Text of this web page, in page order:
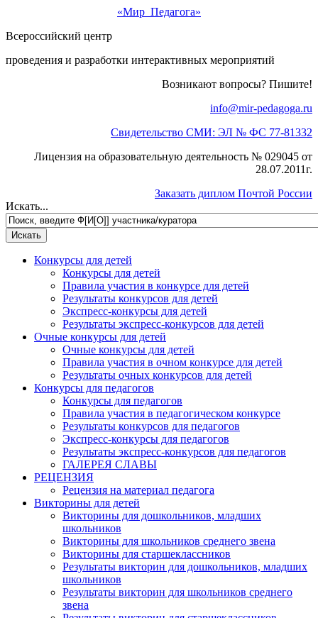
«Мир Педагога»
Всероссийский центр
проведения и разработки интерактивных мероприятий
Возникают вопросы? Пишите!
info@mir-pedagoga.ru
Свидетельство СМИ: ЭЛ № ФС 77-81332
Лицензия на образовательную деятельность № 029045 от
28.07.2011г.
Заказать диплом Почтой России
Искать...
Конкурсы для детей
Конкурсы для детей
Правила участия в конкурсе для детей
Результаты конкурсов для детей
Экспресс-конкурсы для детей
Результаты экспресс-конкурсов для детей
Очные конкурсы для детей
Очные конкурсы для детей
Правила участия в очном конкурсе для детей
Результаты очных конкурсов для детей
Конкурсы для педагогов
Конкурсы для педагогов
Правила участия в педагогическом конкурсе
Результаты конкурсов для педагогов
Экспресс-конкурсы для педагогов
Результаты экспресс-конкурсов для педагогов
ГАЛЕРЕЯ СЛАВЫ
РЕЦЕНЗИЯ
Рецензия на материал педагога
Викторины для детей
Викторины для дошкольников, младших
школьников
Викторины для школьников среднего звена
Викторины для старшеклассников
Результаты викторин для дошкольников, младших
школьников
Результаты викторин для школьников среднего
звена